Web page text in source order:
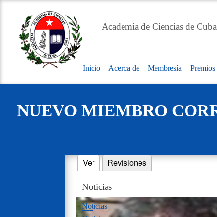
Academia de Ciencias de Cuba
Inicio Acerca de Membresía Premios
NUEVO MIEMBRO
Primary
tabs
Ver(solapa activa)
Revisiones
Noticias
Noticias